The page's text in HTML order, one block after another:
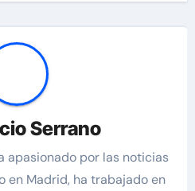
Serrano
apasionado por las noticias
en Madrid, ha trabajado en